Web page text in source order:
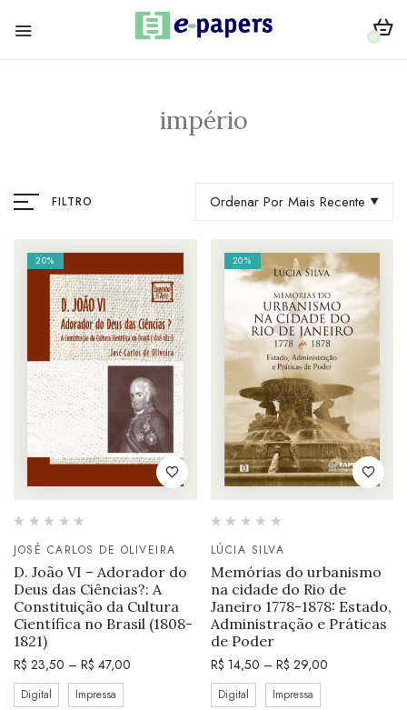
0
império
FILTRO Ordenar Por Mais Recente
20%
JOSÉ CARLOS DE OLIVEIRA
D. João VI – Adorador do
Deus das Ciências?: A
Constituição da Cultura
Científica no Brasil (1808-
1821)
R$ 23,50 – R$ 47,00
Digital Impressa
20%
LÚCIA SILVA
Memórias do urbanismo
na cidade do Rio de
Janeiro 1778-1878: Estado,
Administração e Práticas
de Poder
R$ 14,50 – R$ 29,00
Digital Impressa